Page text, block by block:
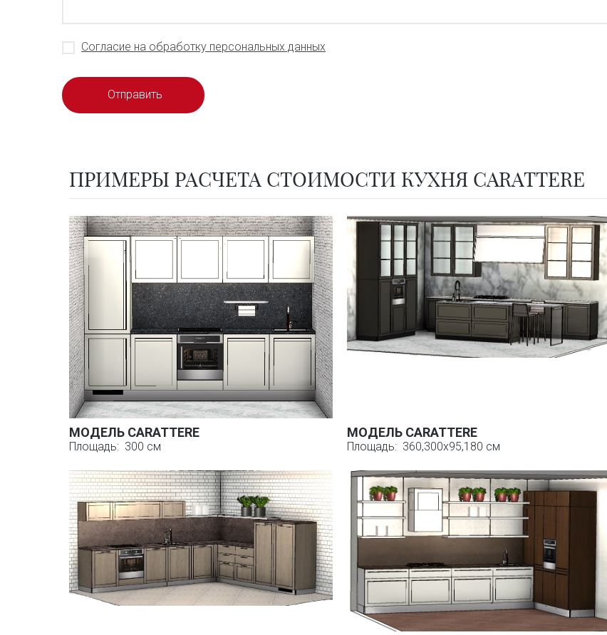
Согласие на обработку персональных данных
ПРИМЕРЫ РАСЧЕТА СТОИМОСТИ КУХНЯ CARATTERE
МОДЕЛЬ CARATTERE
Площадь: 300 см
МОДЕЛЬ CARATTERE
Площадь: 360,300x95,180 см